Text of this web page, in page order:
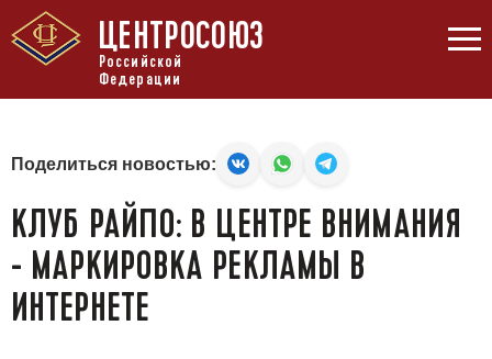
ЦЕНТРОСОЮЗ
Российской
Федерации
Поделиться новостью:
КЛУБ РАЙПО: В ЦЕНТРЕ ВНИМАНИЯ
- МАРКИРОВКА РЕКЛАМЫ В
ИНТЕРНЕТЕ